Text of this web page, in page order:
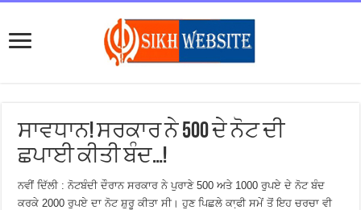
ਸਾਵਧਾਨ! ਸਰਕਾਰ ਨੇ 500 ਦੇ ਨੋਟ ਦੀ
ਛਪਾਈ ਕੀਤੀ ਬੰਦ…!
ਨਵੀਂ ਦਿੱਲੀ : ਨੋਟਬੰਦੀ ਦੌਰਾਨ ਸਰਕਾਰ ਨੇ ਪੁਰਾਣੇ 500 ਅਤੇ 1000 ਰੁਪਏ ਦੇ ਨੋਟ ਬੰਦ
ਕਰਕੇ 2000 ਰੁਪਏ ਦਾ ਨੋਟ ਸ਼ੁਰੂ ਕੀਤਾ ਸੀ। ਹੁਣ ਪਿਛਲੇ ਕਾ਼ਫੀ ਸਮੇਂ ਤੋਂ ਇਹ ਚਰਚਾ ਵੀ